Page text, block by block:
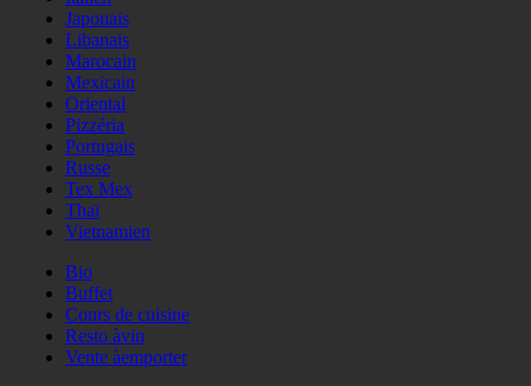
Japonais
Libanais
Marocain
Mexicain
Oriental
Pizzéria
Portugais
Russe
Tex Mex
Thaï
Vietnamien
Bio
Buffet
Cours de cuisine
Resto àvin
Vente àemporter